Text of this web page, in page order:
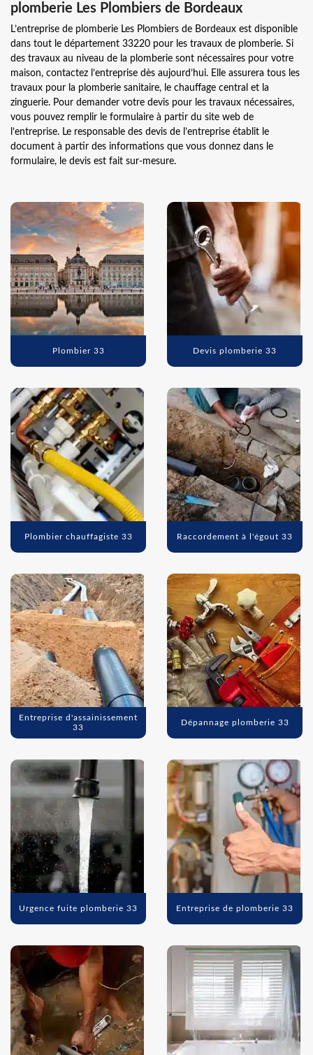
plomberie Les Plombiers de Bordeaux
L’entreprise de plomberie Les Plombiers de Bordeaux est disponible
dans tout le département 33220 pour les travaux de plomberie. Si
des travaux au niveau de la plomberie sont nécessaires pour votre
maison, contactez l’entreprise dès aujourd’hui. Elle assurera tous les
travaux pour la plomberie sanitaire, le chauffage central et la
zinguerie. Pour demander votre devis pour les travaux nécessaires,
vous pouvez remplir le formulaire à partir du site web de
l’entreprise. Le responsable des devis de l’entreprise établit le
document à partir des informations que vous donnez dans le
formulaire, le devis est fait sur-mesure.
Plombier 33 Devis plomberie 33
Plombier chauffagiste 33 Raccordement à l'égout 33
Entreprise d'assainissement
33
Dépannage plomberie 33
Urgence fuite plomberie 33 Entreprise de plomberie 33